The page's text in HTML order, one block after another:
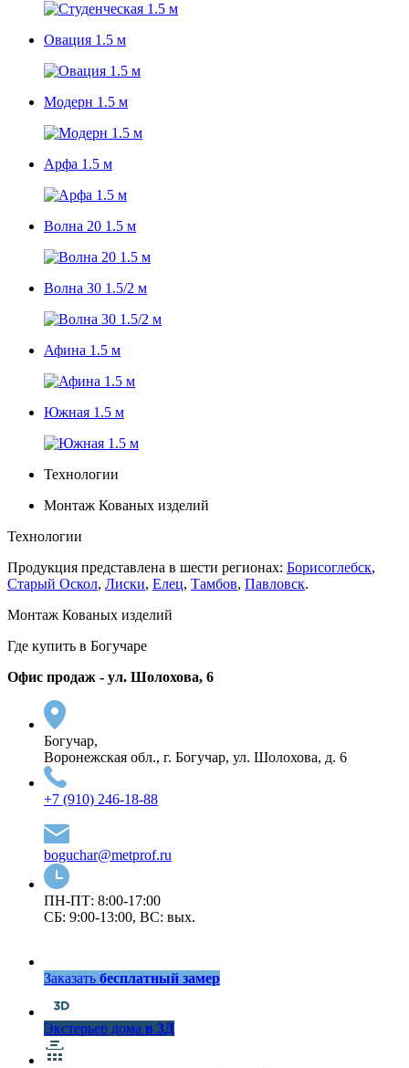
Овация 1.5 м
Модерн 1.5 м
Арфа 1.5 м
Волна 20 1.5 м
Волна 30 1.5/2 м
Афина 1.5 м
Южная 1.5 м
Технологии
Монтаж Кованых изделий
Технологии
Продукция представлена в шести регионах: Борисоглебск,
Старый Оскол, Лиски, Елец, Тамбов, Павловск.
Монтаж Кованых изделий
Где купить в Богучаре
Офис продаж - ул. Шолохова, 6
Богучар,
Воронежская обл., г. Богучар, ул. Шолохова, д. 6
+7 (910) 246-18-88
boguchar@metprof.ru
ПН-ПТ: 8:00-17:00
СБ: 9:00-13:00, ВС: вых.
Заказать бесплатный замер
Экстерьер дома в 3Д